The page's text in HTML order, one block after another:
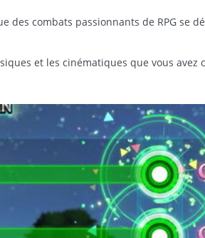
des combats passionnants de RPG se
et les cinématiques que vous avez